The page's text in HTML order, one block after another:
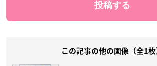
この記事の他の画像（全1枚